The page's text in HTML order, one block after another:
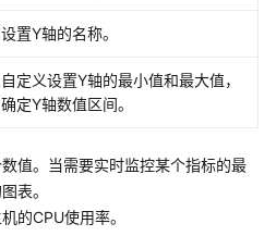
设置Y轴的名称。
自定义设置Y轴的最小值和最大值，
确定Y轴数值区间。
值。当需要实时监控某个指标的最
表。
的CPU使用率。